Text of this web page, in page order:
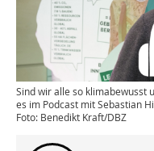
Sind wir alle so klimabewusst
es im Podcast mit Sebastian
Foto: Benedikt Kraft/DBZ